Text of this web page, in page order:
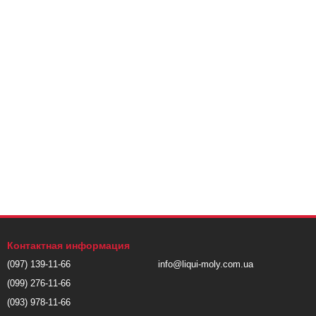
Контактная информация
(097) 139-11-66
(099) 276-11-66
(093) 978-11-66
info@liqui-moly.com.ua